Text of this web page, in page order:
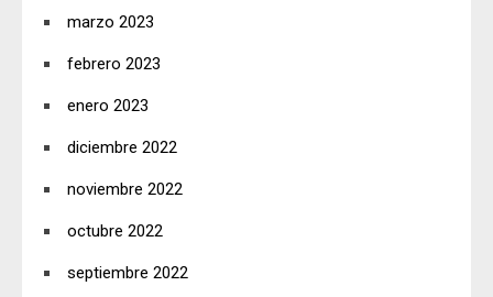
marzo 2023
febrero 2023
enero 2023
diciembre 2022
noviembre 2022
octubre 2022
septiembre 2022